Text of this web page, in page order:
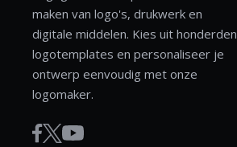
maken van logo's, drukwerk en
digitale middelen. Kies uit honderden
logotemplates en personaliseer je
ontwerp eenvoudig met onze
logomaker.